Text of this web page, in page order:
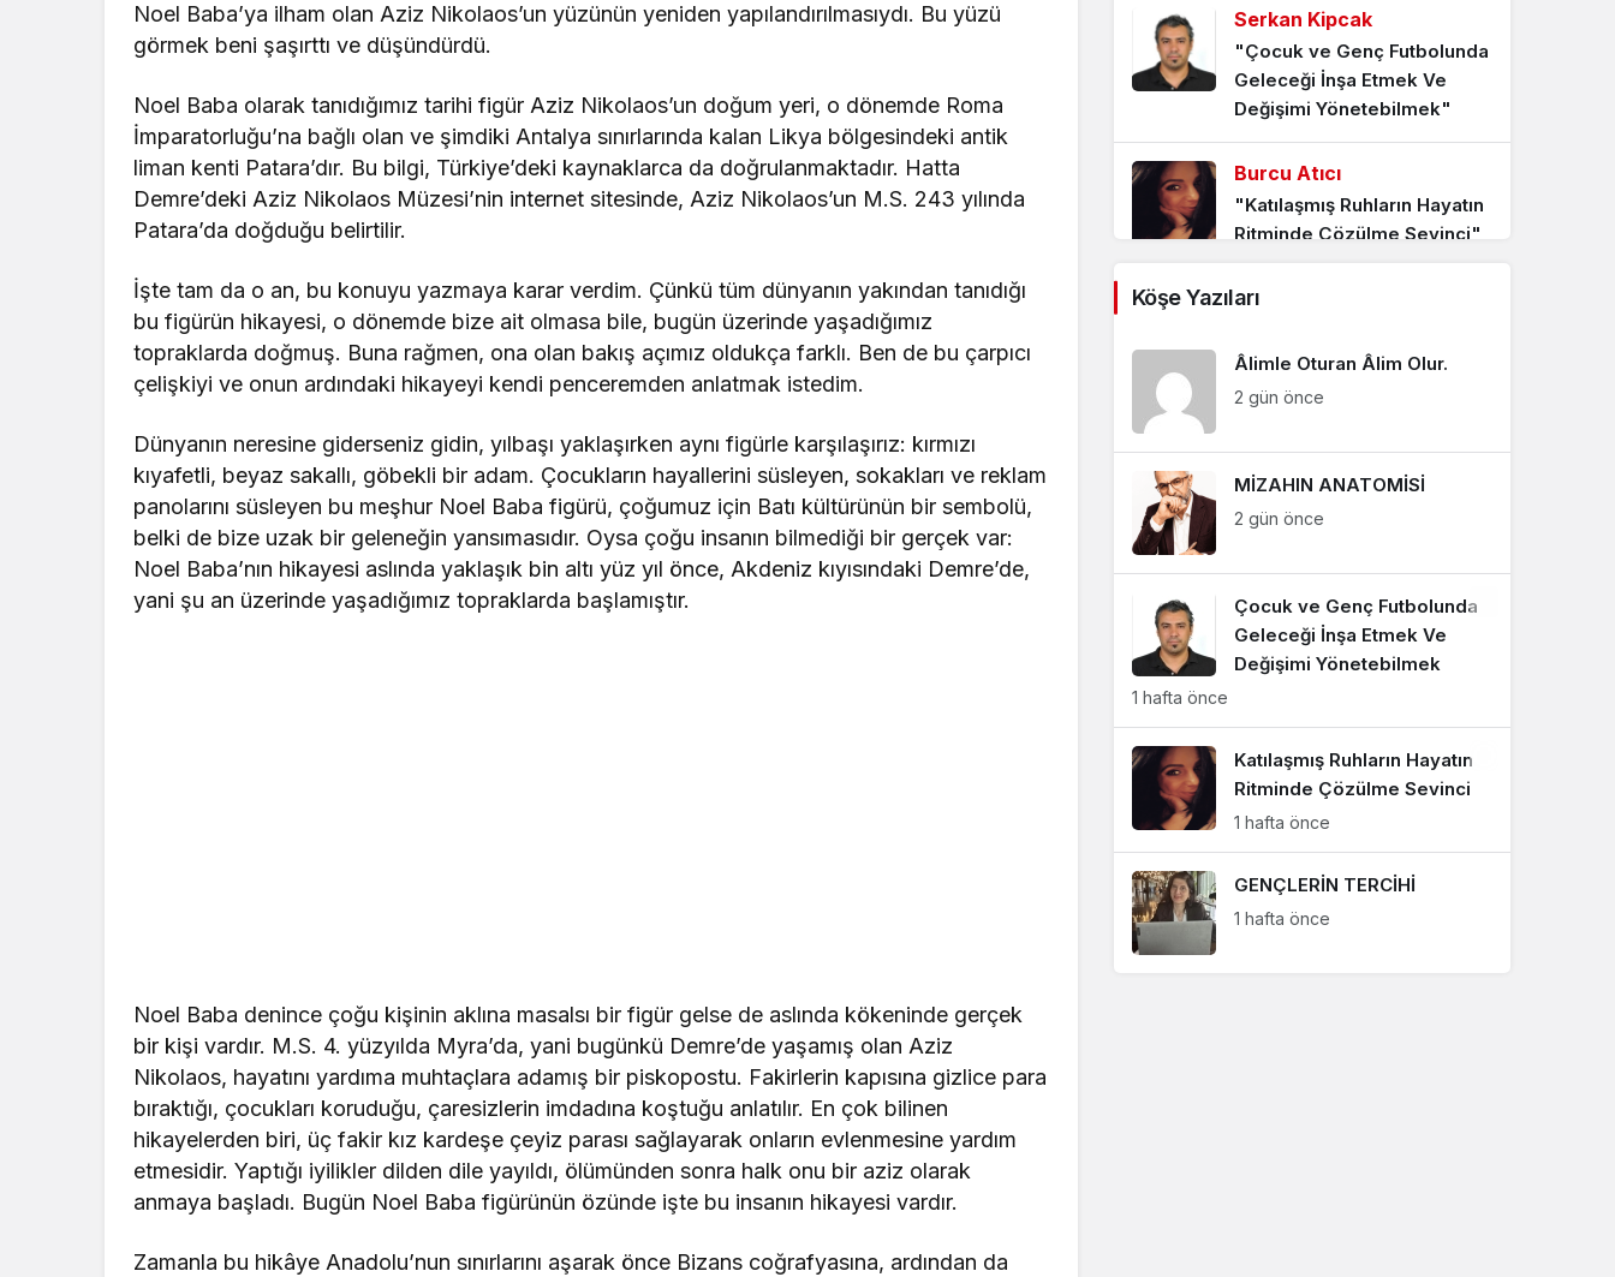
Noel Baba’ya ilham olan Aziz Nikolaos’un yüzünün yeniden yapılandırılmasıydı. Bu yüzü
görmek beni şaşırttı ve düşündürdü.
Noel Baba olarak tanıdığımız tarihi figür Aziz Nikolaos’un doğum yeri, o dönemde Roma
İmparatorluğu’na bağlı olan ve şimdiki Antalya sınırlarında kalan Likya bölgesindeki antik
liman kenti Patara’dır. Bu bilgi, Türkiye’deki kaynaklarca da doğrulanmaktadır. Hatta
Demre’deki Aziz Nikolaos Müzesi’nin internet sitesinde, Aziz Nikolaos’un M.S. 243 yılında
Patara’da doğduğu belirtilir.
İşte tam da o an, bu konuyu yazmaya karar verdim. Çünkü tüm dünyanın yakından tanıdığı
bu figürün hikayesi, o dönemde bize ait olmasa bile, bugün üzerinde yaşadığımız
topraklarda doğmuş. Buna rağmen, ona olan bakış açımız oldukça farklı. Ben de bu çarpıcı
çelişkiyi ve onun ardındaki hikayeyi kendi penceremden anlatmak istedim.
Dünyanın neresine giderseniz gidin, yılbaşı yaklaşırken aynı figürle karşılaşırız: kırmızı
kıyafetli, beyaz sakallı, göbekli bir adam. Çocukların hayallerini süsleyen, sokakları ve reklam
panolarını süsleyen bu meşhur Noel Baba figürü, çoğumuz için Batı kültürünün bir sembolü,
belki de bize uzak bir geleneğin yansımasıdır. Oysa çoğu insanın bilmediği bir gerçek var:
Noel Baba’nın hikayesi aslında yaklaşık bin altı yüz yıl önce, Akdeniz kıyısındaki Demre’de,
yani şu an üzerinde yaşadığımız topraklarda başlamıştır.
Noel Baba denince çoğu kişinin aklına masalsı bir figür gelse de aslında kökeninde gerçek
bir kişi vardır. M.S. 4. yüzyılda Myra’da, yani bugünkü Demre’de yaşamış olan Aziz
Nikolaos, hayatını yardıma muhtaçlara adamış bir piskopostu. Fakirlerin kapısına gizlice para
bıraktığı, çocukları koruduğu, çaresizlerin imdadına koştuğu anlatılır. En çok bilinen
hikayelerden biri, üç fakir kız kardeşe çeyiz parası sağlayarak onların evlenmesine yardım
etmesidir. Yaptığı iyilikler dilden dile yayıldı, ölümünden sonra halk onu bir aziz olarak
anmaya başladı. Bugün Noel Baba figürünün özünde işte bu insanın hikayesi vardır.
Zamanla bu hikâye Anadolu’nun sınırlarını aşarak önce Bizans coğrafyasına, ardından da
29 Şubat Artık Gün: 4 Yılda
Bir Gelen Zaman Misafiri
5 ay önce
Anatomisi: Weimar
Hiperenflasyonu
6 ay önce
Plüton’un Keşfi ve Güneş
Dönem
6 ay önce
Sevgililer Günü Üzerine
Toplumsal Bir Okuma
6 ay önce
Serkan Kipcak
"Çocuk ve Genç Futbolunda
Geleceği İnşa Etmek Ve
Değişimi Yönetebilmek"
Burcu Atıcı
"Katılaşmış Ruhların Hayatın
Ritminde Çözülme Sevinci"
Bahar Ayhan Balcıoğlu
"İklim, Dünya ve Biz"
"SIRTIMIZDAKİ İZLER"
AYDIN UZKAN
KIRILANLAR"
Gül Akpınar
"Aynı Masadaki Işıklar"
Şaban Bozbal
Köşe Yazıları
Âlimle Oturan Âlim Olur.
2 gün önce
MİZAHIN ANATOMİSİ
2 gün önce
Çocuk ve Genç Futbolunda
Geleceği İnşa Etmek Ve
Değişimi Yönetebilmek
1 hafta önce
Katılaşmış Ruhların Hayatın
Ritminde Çözülme Sevinci
1 hafta önce
GENÇLERİN TERCİHİ
1 hafta önce